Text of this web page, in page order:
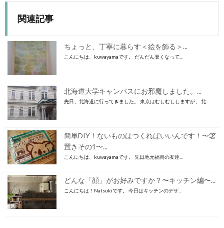
関連記事
ちょっと、丁寧に暮らす＜絵を飾る＞...
こんにちは、kuwayamaです。 だんだん暑くなって...
北海道大学キャンパスにお邪魔しました。...
先日、北海道に行ってきました。 東京はむしむししますが、 北...
簡単DIY！ないものはつくればいいんです！〜箸
置きその1〜...
こんにちは、kuwayamaです。 先日地元福岡の友達...
どんな「顔」がお好みですか？〜キッチン編〜...
こんにちは！Natsukiです。 今日はキッチンのデザ...